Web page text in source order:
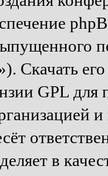
Скачать
GPL для
в